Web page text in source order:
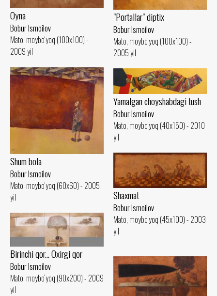
"Portallar" diptix
Bobur Ismoilov
Mato, moybo‘yoq (100x100) -
2005 yil
Oyna
Bobur Ismoilov
Mato, moybo‘yoq (100x100) -
2009 yil
Shum bola
Bobur Ismoilov
Mato, moybo‘yoq (60x60) - 2005
yil
Yamalgan choyshabdagi tush
Bobur Ismoilov
Mato, moybo‘yoq (40x150) - 2010
yil
Shaxmat
Bobur Ismoilov
Mato, moybo‘yoq (45x100) - 2003
yil
Birinchi qor... Oxirgi qor
Bobur Ismoilov
Mato, moybo‘yoq (90x200) - 2009
yil